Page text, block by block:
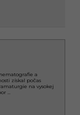
a
získal počas
na vysokej
...